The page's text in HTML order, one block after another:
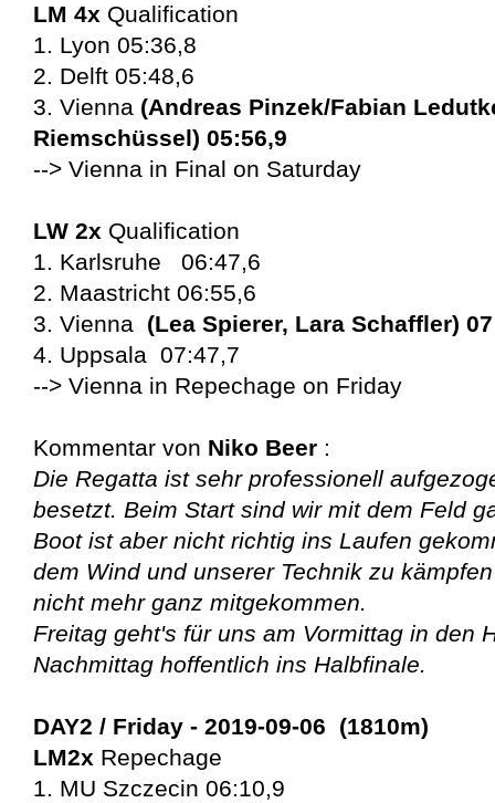
LM 4x Qualification
1. Lyon 05:36,8
2. Delft 05:48,6
3. Vienna (Andreas Pinzek/Fabian
Riemschüssel) 05:56,9
--> Vienna in Final on Saturday
LW 2x Qualification
1. Karlsruhe 06:47,6
2. Maastricht 06:55,6
3. Vienna (Lea Spierer, Lara Schaffler)
4. Uppsala 07:47,7
--> Vienna in Repechage on Friday
Kommentar von Niko Beer:
Die Regatta ist sehr professionell
besetzt. Beim Start sind wir mit dem Feld
Boot ist aber nicht richtig ins Laufen
dem Wind und unserer Technik zu
nicht mehr ganz mitgekommen.
Freitag geht's für uns am Vormittag in den
Nachmittag hoffentlich ins Halbfinale.
DAY2 / Friday - 2019-09-06 (1810m)
LM2x Repechage
1. MU Szczecin 06:10,9